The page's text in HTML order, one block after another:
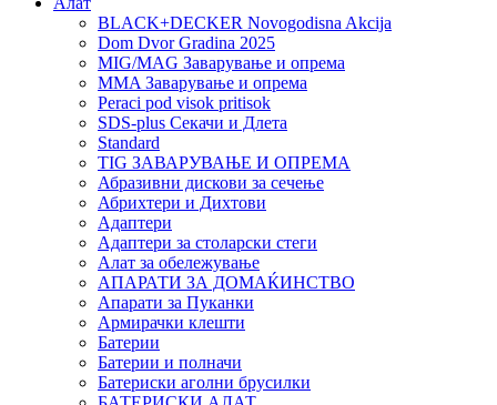
BLACK+DECKER Novogodisna Akcija
Dom Dvor Gradina 2025
MIG/MAG Заварување и опрема
MMA Заварување и опрема
Peraci pod visok pritisok
SDS-plus Секачи и Длета
Standard
TIG ЗАВАРУВАЊЕ И ОПРЕМА
Абразивни дискови за сечење
Абрихтери и Дихтови
Адаптери
Адаптери за столарски стеги
Алат за обележување
АПАРАТИ ЗА ДОМАЌИНСТВО
Апарати за Пуканки
Армирачки клешти
Батерии
Батерии и полначи
Батериски аголни брусилки